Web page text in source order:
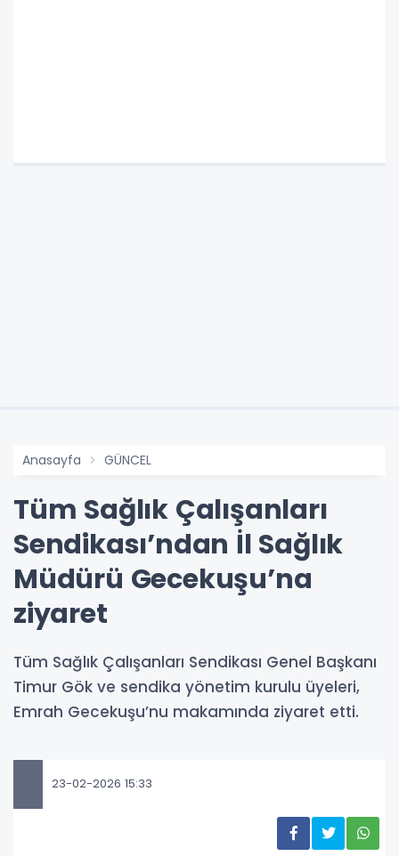
Anasayfa GÜNCEL
Tüm Sağlık Çalışanları
Sendikası’ndan İl Sağlık
Müdürü Gecekuşu’na
ziyaret
Tüm Sağlık Çalışanları Sendikası Genel Başkanı
Timur Gök ve sendika yönetim kurulu üyeleri,
Emrah Gecekuşu’nu makamında ziyaret etti.
23-02-2026 15:33